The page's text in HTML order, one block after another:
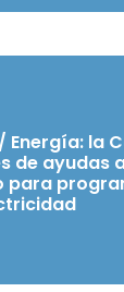
Energía: la
de ayudas
para